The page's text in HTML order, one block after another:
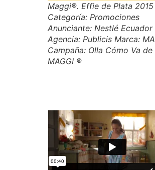
Maggi®. Effie de Plata 2015
Categoría: Promociones
Anunciante: Nestlé Ecuador
Agencia: Publicis Marca:
Campaña: Olla Cómo Va de
MAGGI ®